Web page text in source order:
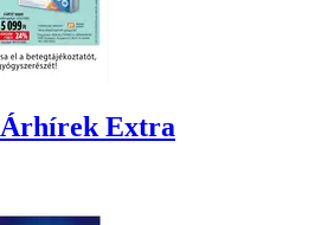
Árhírek Extra